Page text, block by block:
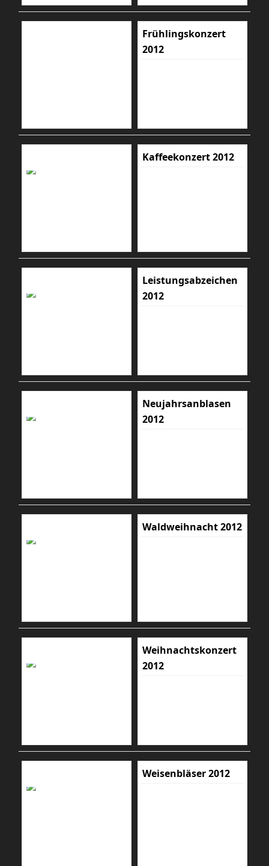
Frühlingskonzert
2012
Kaffeekonzert 2012
Leistungsabzeichen
2012
Neujahrsanblasen
2012
Waldweihnacht 2012
Weihnachtskonzert
2012
Weisenbläser 2012